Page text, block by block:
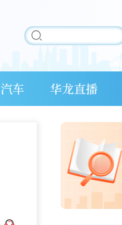
汽车 华龙直播